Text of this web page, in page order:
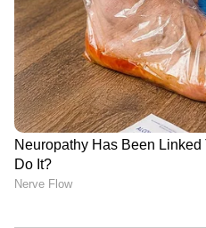
കുറച്ച്
വലിയ തടിച്ച
വെയ്നുകൾക്കോ,
ചികിത്സാരീതികൾ
ആവശ്യമായി
സമയത്തിനുള്ളിൽ,
കാലുകളുടെ സൗന്ദര്യം
സ്ക്ലിറോതെറാപ്പി